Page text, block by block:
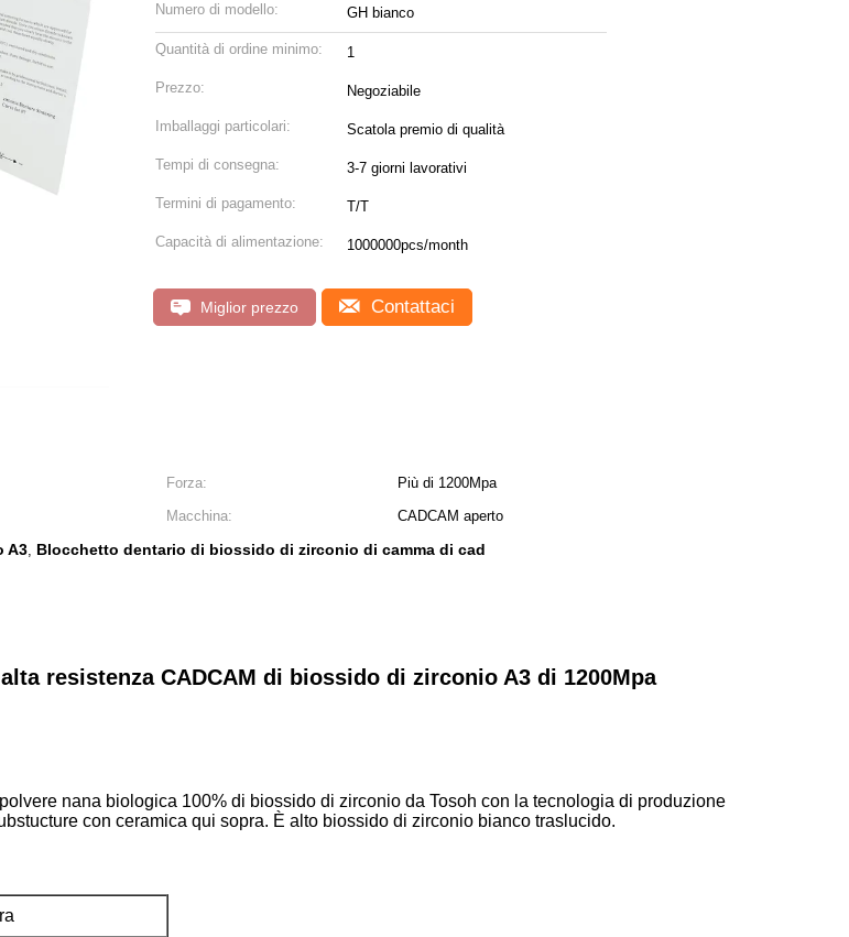
Numero di modello: GH bianco
Quantità di ordine minimo: 1
Prezzo: Negoziabile
Imballaggi particolari: Scatola premio di qualità
Tempi di consegna: 3-7 giorni lavorativi
Termini di pagamento: T/T
Capacità di alimentazione: 1000000pcs/month
Miglior prezzo Contattaci
Forza:
Più di 1200Mpa
Macchina:
CADCAM aperto
A3, Blocchetto dentario di biossido di zirconio di camma di cad
resistenza CADCAM di biossido di zirconio A3 di 1200Mpa
nana biologica 100% di biossido di zirconio da Tosoh con la tecnologia di produzione
con ceramica qui sopra. È alto biossido di zirconio bianco traslucido.